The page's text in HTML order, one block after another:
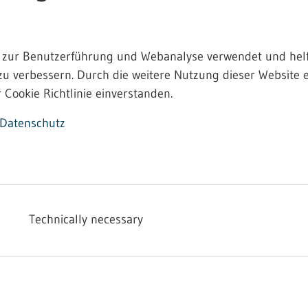
Verfügung:
für Umweltbehörden
wurde zusammen mit der beigefügten
und wendet sich in erster Linie an die
zur Benutzerführung und Webanalyse verwendet und
verbessern. Durch die weitere Nutzung dieser Website
Richtlinie einverstanden.
Datenschutz
Technically necessary